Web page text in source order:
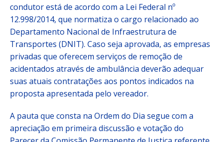
condutor está de acordo com a Lei Federal nº
12.998/2014, que normatiza o cargo relacionado ao
Departamento Nacional de Infraestrutura de
Transportes (DNIT). Caso seja aprovada, as empresas
privadas que oferecem serviços de remoção de
acidentados através de ambulância deverão adequar
suas atuais contratações aos pontos indicados na
proposta apresentada pelo vereador.
A pauta que consta na Ordem do Dia segue com a
apreciação em primeira discussão e votação do